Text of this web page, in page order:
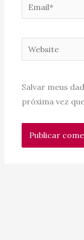
Email*
Website
Salvar meus
próxima vez